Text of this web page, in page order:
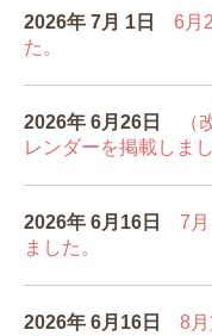
2026年 7月 1 日 6月
た。
2026年 6月26 日
（
レンダーを掲載しまし
2026年 6月16 日 7月
ました。
2026年 6月16 日 8